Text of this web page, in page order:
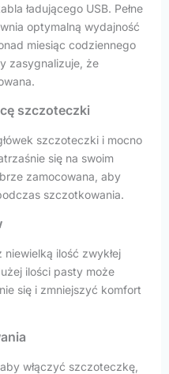
ładującego USB. Pełne
optymalną wydajność
miesiąc codziennego
zasygnalizuje, że
szczoteczki
szczoteczki i mocno
się na swoim
zamocowana, aby
szczotkowania.
niewielką ilość zwykłej
ilości pasty może
się i zmniejszyć komfort
włączyć szczoteczkę,